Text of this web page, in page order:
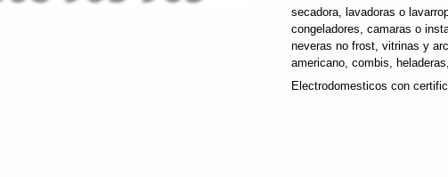
secadora, lavadoras o
congeladores, camaras o
neveras no frost, vitrinas y
americano, combis,
Electrodomesticos con